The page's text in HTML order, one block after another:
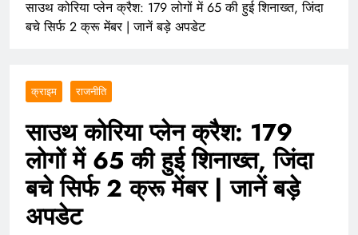
साउथ कोरिया प्लेन क्रैश: 179 लोगों में 65 की हुई शिनाख्त, जिंदा
बचे सिर्फ 2 क्रू मेंबर | जानें बड़े अपडेट
क्राइम राजनीति
साउथ कोरिया प्लेन क्रैश: 179
लोगों में 65 की हुई शिनाख्त, जिंदा
बचे सिर्फ 2 क्रू मेंबर | जानें बड़े
अपडेट